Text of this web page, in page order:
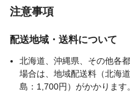
注意事項
配送地域・送料について
北海道、沖縄県、その他各
場合は、地域配送料（北海
島：1,700円）がかかりま